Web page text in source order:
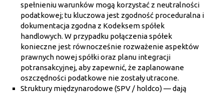
spełnieniu warunków mogą korzystać z neutralności
podatkowej; tu kluczowa jest zgodność proceduralna i
dokumentacja zgodna z Kodeksem spółek
handlowych. W przypadku połączenia spółek
konieczne jest równocześnie rozważenie aspektów
prawnych nowej spółki oraz planu integracji
potransakcyjnej, aby zapewnić, że zaplanowane
oszczędności podatkowe nie zostały utracone.
Struktury międzynarodowe (SPV / holdco) — dają